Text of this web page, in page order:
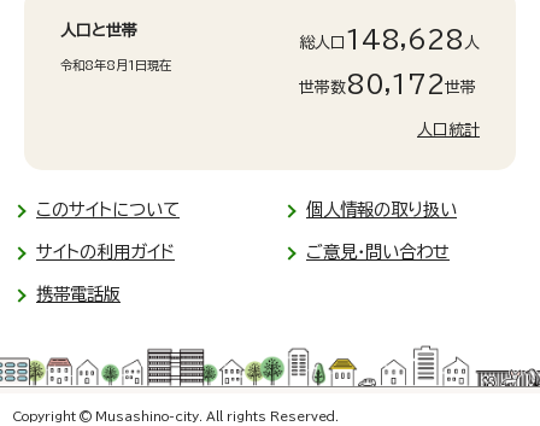
人口と世帯
令和8年8月1日現在
総人口 148,628 人
世帯数80,172世帯
人口統計
このサイトについて 個人情報の取り扱い
サイトの利用ガイド ご意見・問い合わせ
携帯電話版
Copyright © Musashino-city. All rights Reserved.